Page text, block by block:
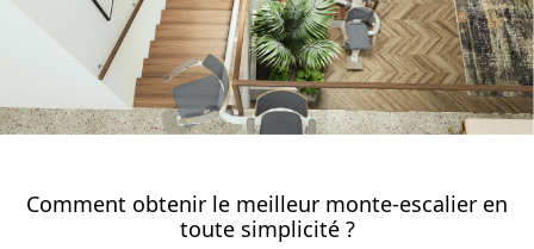
Comment obtenir le meilleur monte-escalier en
toute simplicité ?